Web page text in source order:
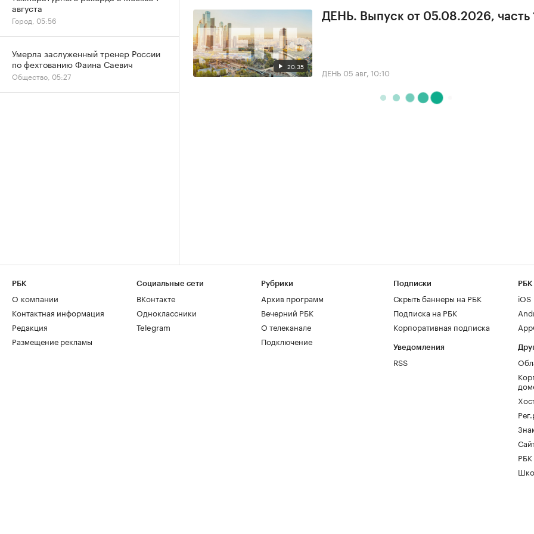
20:35
ДЕНЬ. Выпуск от 05.08.2026, часть
ДЕНЬ 05 авг, 10:10
августа
Город, 05:56
Умерла заслуженный тренер России
по фехтованию Фаина Саевич
Общество, 05:27
РБК
О компании
Контактная информация
Редакция
Размещение рекламы
Социальные сети
ВКонтакте
Одноклассники
Telegram
Рубрики
Архив программ
Вечерний РБК
О телеканале
Подключение
Подписки
Скрыть баннеры на РБК
Подписка на РБК
Корпоративная подписка
Уведомления
RSS
РБК
iOS